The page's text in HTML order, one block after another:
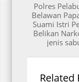
Polres
Belawan
Suami Istri
Belikan
jenis
Related